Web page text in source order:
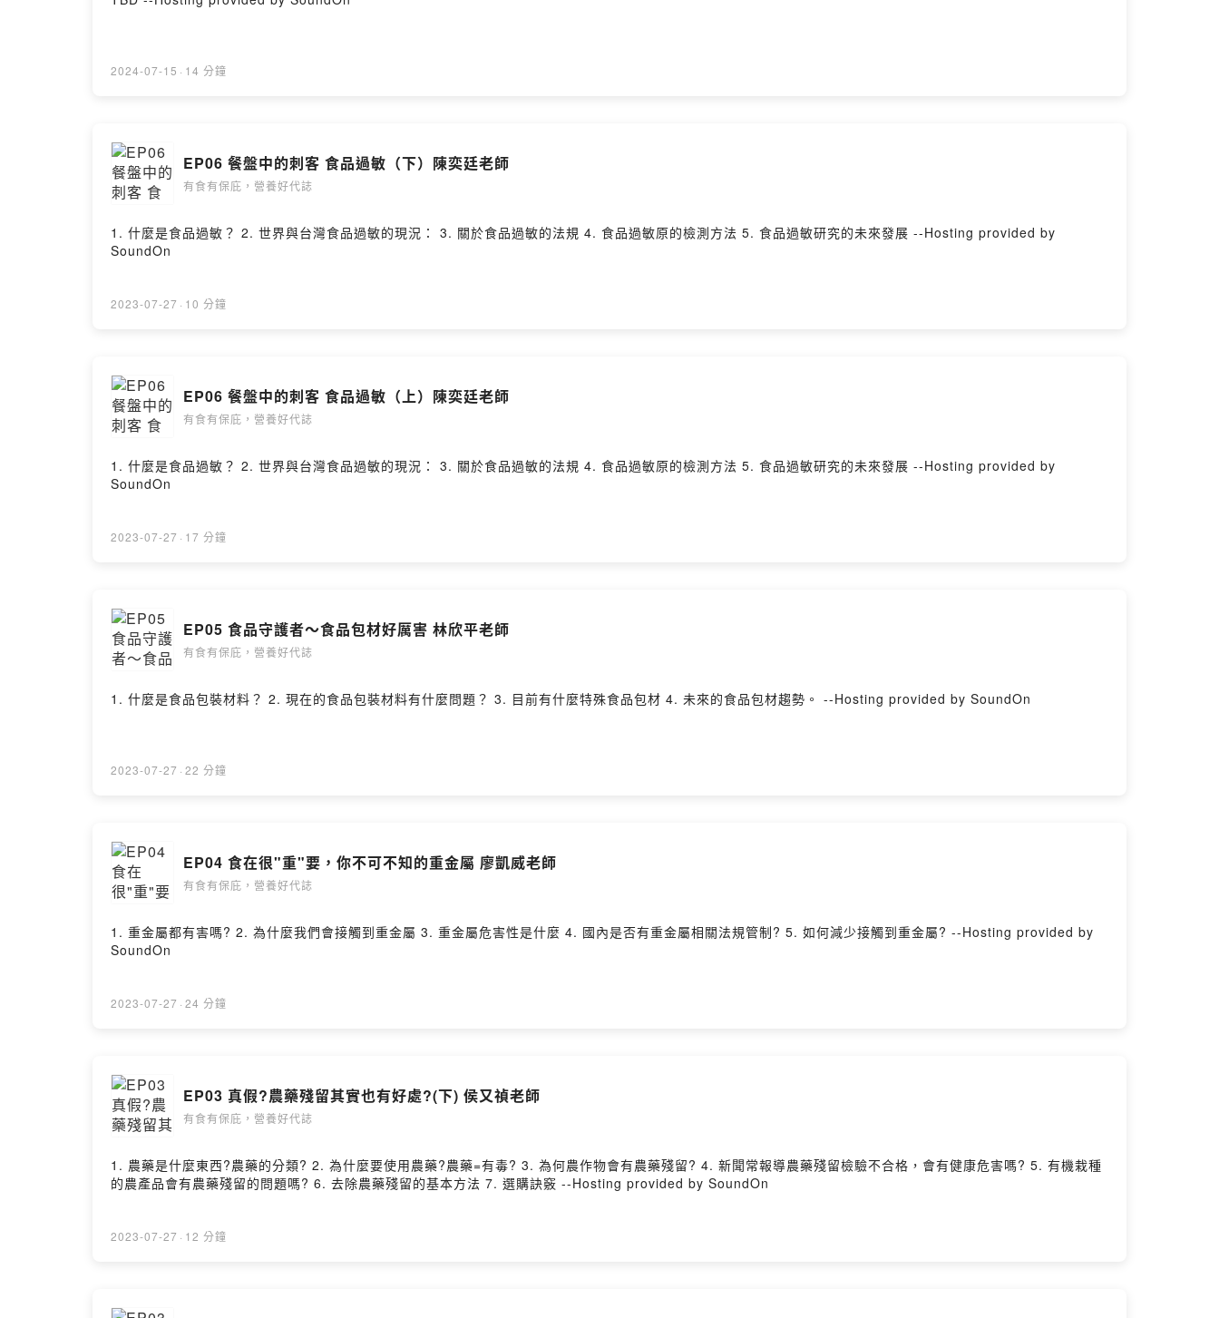
2024-07-15 · 14 分鐘
EP06 餐盤中的刺客 食品過敏（下）陳奕廷老師
有食有保庇，營養好代誌
1. 什麼是食品過敏？ 2. 世界與台灣食品過敏的現況： 3. 關於食品過敏的法規 4. 食品過敏原的檢測方法 5. 食品過敏研究的未來發展 --Hosting provided by
SoundOn
2023-07-27 · 10 分鐘
EP06 餐盤中的刺客 食品過敏（上）陳奕廷老師
有食有保庇，營養好代誌
1. 什麼是食品過敏？ 2. 世界與台灣食品過敏的現況： 3. 關於食品過敏的法規 4. 食品過敏原的檢測方法 5. 食品過敏研究的未來發展 --Hosting provided by
SoundOn
2023-07-27 · 17 分鐘
EP05 食品守護者～食品包材好厲害 林欣平老師
有食有保庇，營養好代誌
1. 什麼是食品包裝材料？ 2. 現在的食品包裝材料有什麼問題？ 3. 目前有什麼特殊食品包材 4. 未來的食品包材趨勢。 --Hosting provided by SoundOn
2023-07-27 · 22 分鐘
EP04 食在很"重"要，你不可不知的重金屬 廖凱威老師
有食有保庇，營養好代誌
1. 重金屬都有害嗎? 2. 為什麼我們會接觸到重金屬 3. 重金屬危害性是什麼 4. 國內是否有重金屬相關法規管制? 5. 如何減少接觸到重金屬? --Hosting provided by
SoundOn
2023-07-27 · 24 分鐘
EP03 真假?農藥殘留其實也有好處?(下) 侯又禎老師
有食有保庇，營養好代誌
1. 農藥是什麼東西?農藥的分類? 2. 為什麼要使用農藥?農藥=有毒? 3. 為何農作物會有農藥殘留? 4. 新聞常報導農藥殘留檢驗不合格，會有健康危害嗎? 5. 有機栽種
的農產品會有農藥殘留的問題嗎? 6. 去除農藥殘留的基本方法 7. 選購訣竅 --Hosting provided by SoundOn
2023-07-27 · 12 分鐘